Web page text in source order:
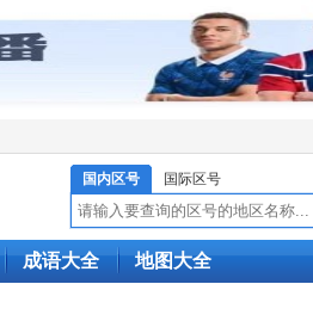
国内区号 国际区号
成语大全 地图大全